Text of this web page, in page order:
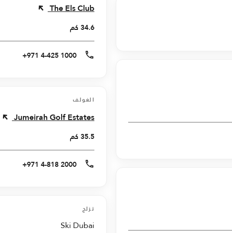
The Els Club
34.6 كم
+971 4-425 1000
الغولف
Jumeirah Golf Estates
35.5 كم
+971 4-818 2000
تزلج
Ski Dubai